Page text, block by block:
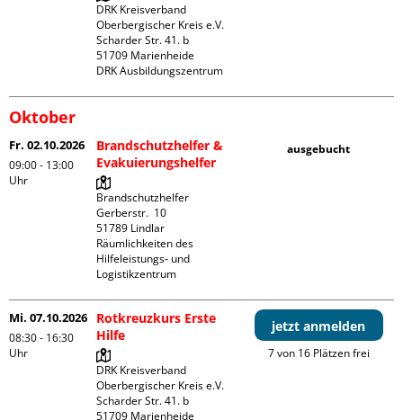
DRK Kreisverband
Oberbergischer Kreis e.V.
Scharder Str. 41. b
51709 Marienheide
DRK Ausbildungszentrum
Oktober
Fr. 02.10.2026
09:00 - 13:00
Uhr
Brandschutzhelfer &
Evakuierungshelfer
Brandschutzhelfer
Gerberstr.  10
51789 Lindlar
Räumlichkeiten des
Hilfeleistungs- und
Logistikzentrum
ausgebucht
Mi. 07.10.2026
08:30 - 16:30
Uhr
Rotkreuzkurs Erste
Hilfe
DRK Kreisverband
Oberbergischer Kreis e.V.
Scharder Str. 41. b
51709 Marienheide
jetzt anmelden
7 von 16 Plätzen frei